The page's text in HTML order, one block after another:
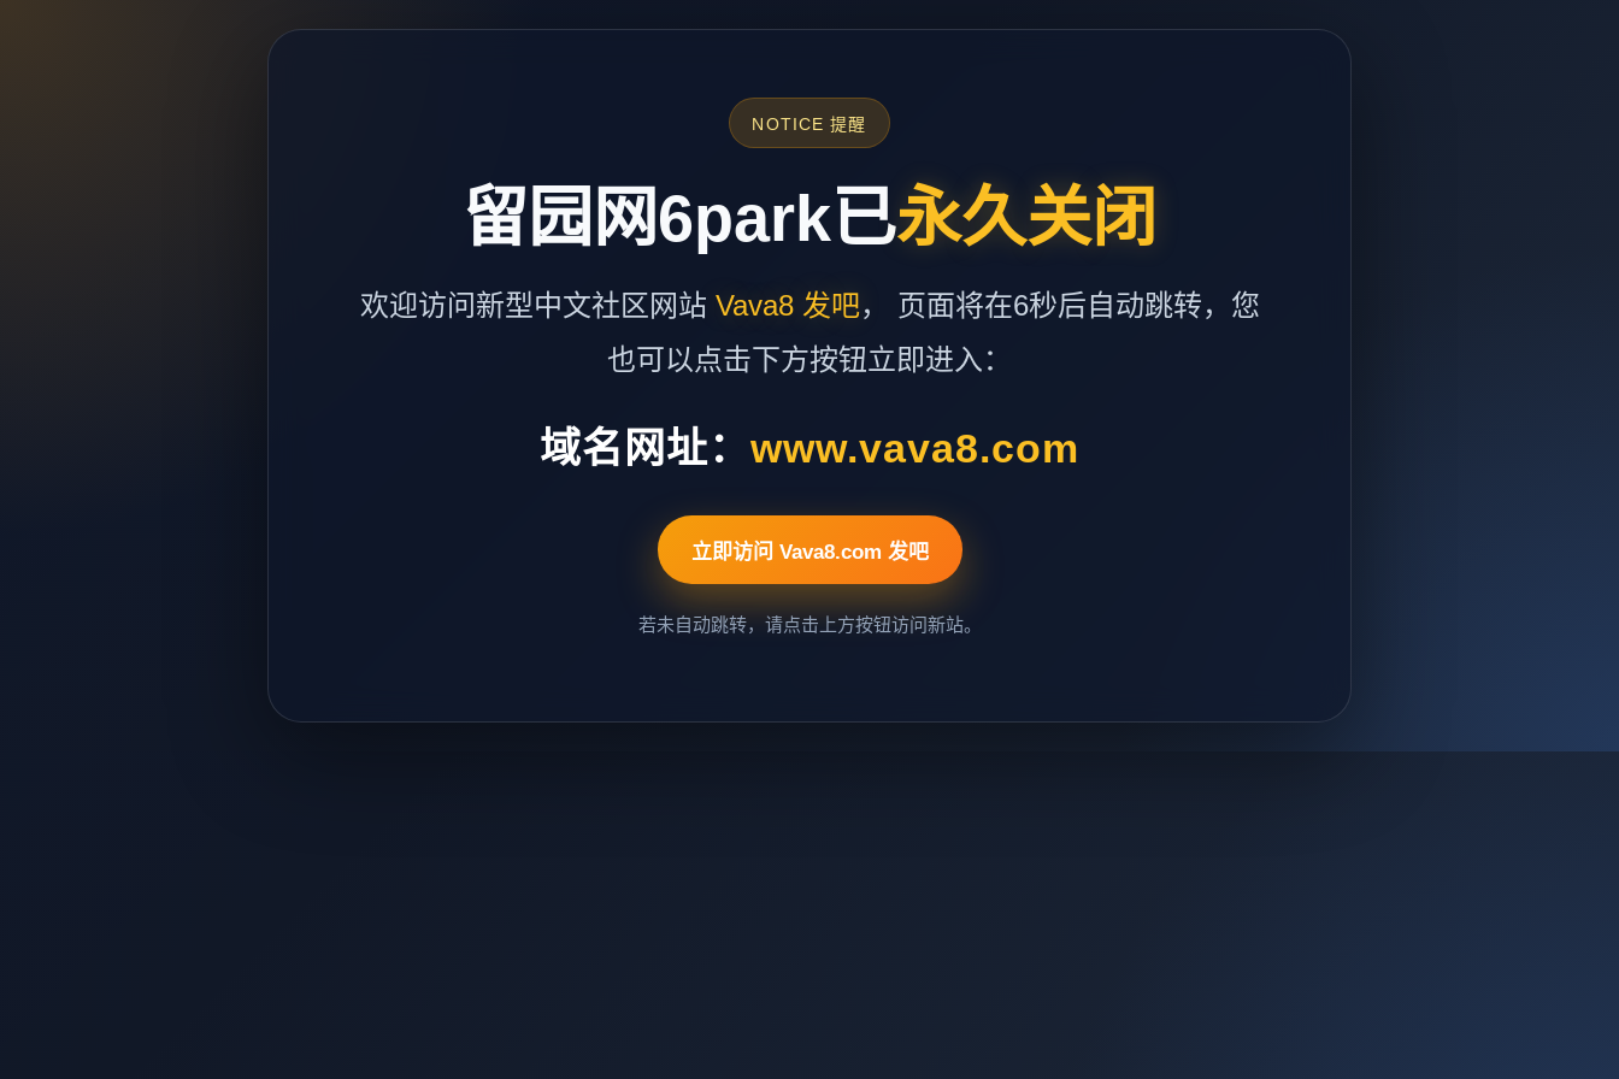
NOTICE 提醒
留园网6park已永久关闭
欢迎访问新型中文社区网站 Vava8 发吧， 页面将在6秒后自动跳转，您
也可以点击下方按钮立即进入：
域名网址： www.vava8.com
立即访问 Vava8.com 发吧
若未自动跳转，请点击上方按钮访问新站。